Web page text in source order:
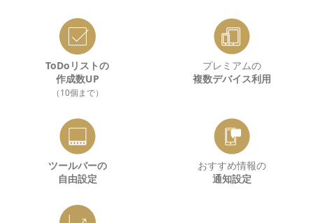
ToDoリストの
作成数UP
（10個まで）
プレミアムの
複数デバイス利用
ツールバーの
自由設定
おすすめ情報の
通知設定